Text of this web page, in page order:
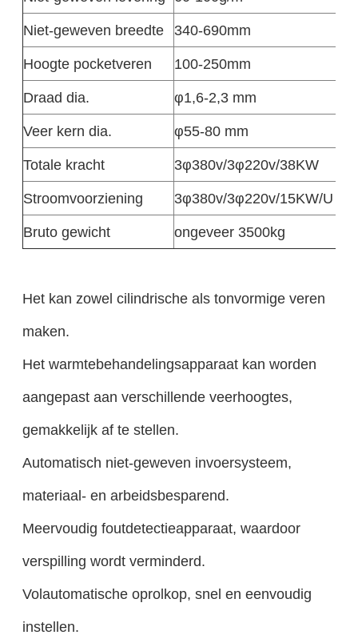
Niet-geweven breedte
340-690mm
Hoogte pocketveren
100-250mm
Draad dia.
φ1,6-2,3 mm
Veer kern dia.
φ55-80 mm
Totale kracht
3φ380v/3φ220v/38KW
Stroomvoorziening
3φ380v/3φ220v/15KW/U
Bruto gewicht
ongeveer 3500kg
Het kan zowel cilindrische als tonvormige veren
maken.
Het warmtebehandelingsapparaat kan worden
aangepast aan verschillende veerhoogtes,
gemakkelijk af te stellen.
Automatisch niet-geweven invoersysteem,
materiaal- en arbeidsbesparend.
Meervoudig foutdetectieapparaat, waardoor
verspilling wordt verminderd.
Volautomatische oprolkop, snel en eenvoudig
instellen.